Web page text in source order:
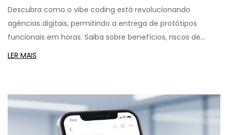
Descubra como o vibe coding está revolucionando
agências digitais, permitindo a entrega de protótipos
funcionais em horas. Saiba sobre benefícios, riscos de
segurança e como implementar essa tecnologia de IA em
LER MAIS